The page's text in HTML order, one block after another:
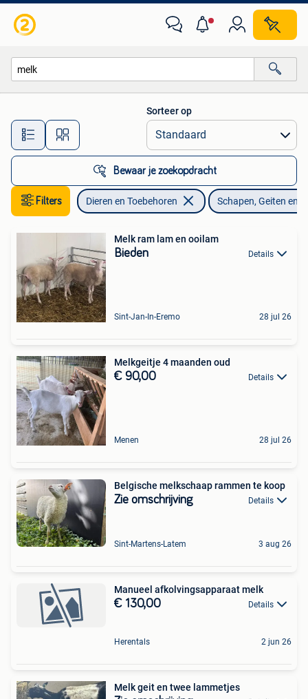
Alle afstanden…
Sorteer op
Bewaar je zoekopdracht
Filters Dieren en Toebehoren Schapen, Geiten en
Melk ram lam en ooilam
Bieden Details
Sint-Jan-In-Eremo 28 jul 26
Melkgeitje 4 maanden oud
€ 90,00 Details
Menen 28 jul 26
Belgische melkschaap rammen te koop
Zie omschrijving Details
Sint-Martens-Latem 3 aug 26
Manueel afkolvingsapparaat melk
€ 130,00 Details
Herentals 2 jun 26
Melk geit en twee lammetjes